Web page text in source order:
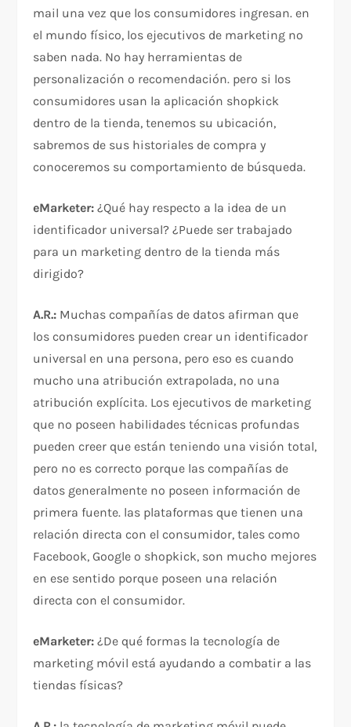
mail una vez que los consumidores ingresan. en
el mundo físico, los ejecutivos de marketing no
saben nada. No hay herramientas de
personalización o recomendación. pero si los
consumidores usan la aplicación shopkick
dentro de la tienda, tenemos su ubicación,
sabremos de sus historiales de compra y
conoceremos su comportamiento de búsqueda.
eMarketer:¿Qué hay respecto a la idea de un
identificador universal? ¿Puede ser trabajado
para un marketing dentro de la tienda más
dirigido?
A.R.: Muchas compañías de datos afirman que
los consumidores pueden crear un identificador
universal en una persona, pero eso es cuando
mucho una atribución extrapolada, no una
atribución explícita. Los ejecutivos de marketing
que no poseen habilidades técnicas profundas
pueden creer que están teniendo una visión total,
pero no es correcto porque las compañías de
datos generalmente no poseen información de
primera fuente. las plataformas que tienen una
relación directa con el consumidor, tales como
Facebook, Google o shopkick, son mucho mejores
en ese sentido porque poseen una relación
directa con el consumidor.
eMarketer: ¿De qué formas la tecnología de
marketing móvil está ayudando a combatir a las
tiendas físicas?